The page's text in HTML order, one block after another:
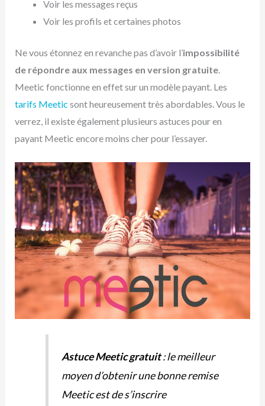
Voir les messages reçus
Voir les profils et certaines photos
Ne vous étonnez en revanche pas d’avoir l’impossibilité
de répondre aux messages en version gratuite.
Meetic fonctionne en effet sur un modèle payant. Les
tarifs Meetic sont heureusement très abordables. Vous le
verrez, il existe également plusieurs astuces pour en
payant Meetic encore moins cher pour l’essayer.
Astuce Meetic gratuit: le meilleur
moyen d’obtenir une bonne remise
Meetic est de s’inscrire